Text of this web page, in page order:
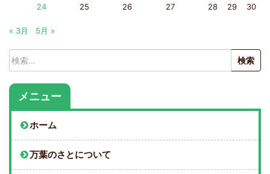
24 25 26 27 28 29 30
« 3月 5月 »
検
索:
メニュー
ホーム
万葉のさとについて